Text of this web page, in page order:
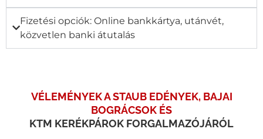
Fizetési opciók: Online bankkártya, utánvét,
közvetlen banki átutalás
VÉLEMÉNYEK A STAUB EDÉNYEK, BAJAI
BOGRÁCSOK ÉS
KTM KERÉKPÁROK FORGALMAZÓJÁRÓL